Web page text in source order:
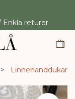
Enkla returer
Linnehanddukar